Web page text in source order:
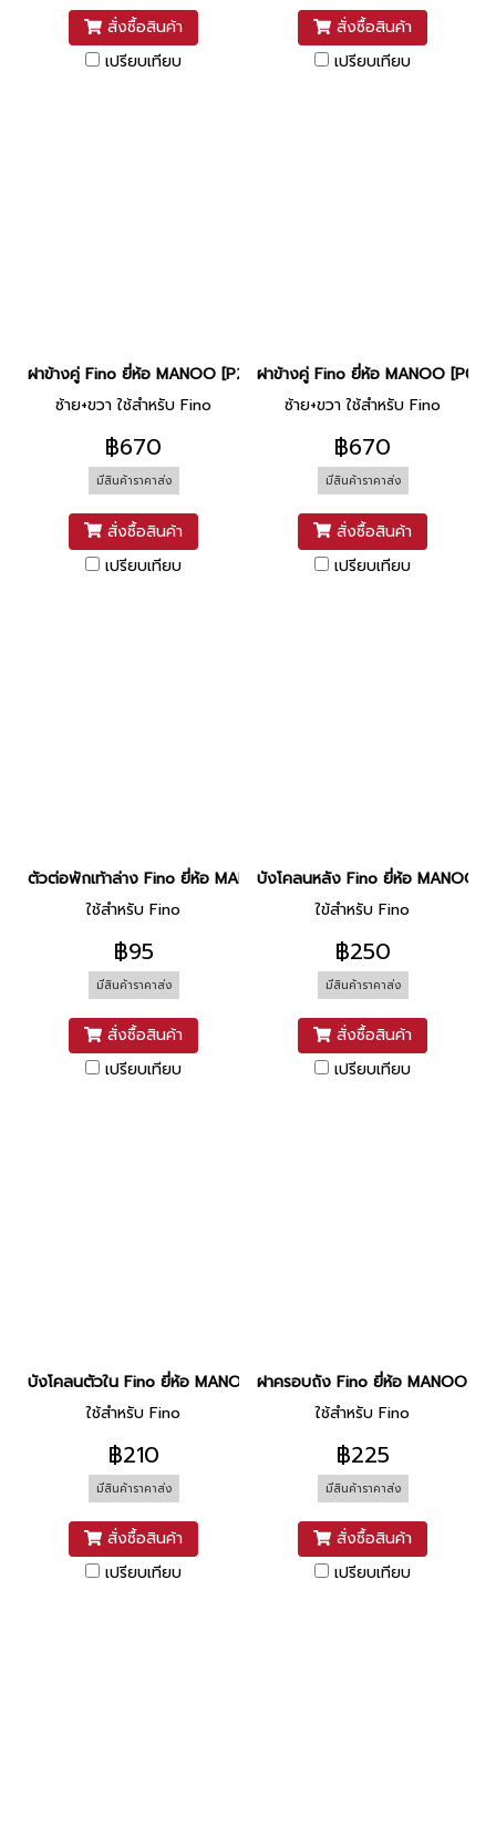
สั่งซื้อสินค้า
เปรียบเทียบ
สั่งซื้อสินค้า
เปรียบเทียบ
ฝาข้างคู่ Fino ยี่ห้อ MANOO [P2 ดำ]
ซ้าย+ขวา ใช้สำหรับ Fino
฿670
มีสินค้าราคาส่ง
สั่งซื้อสินค้า
เปรียบเทียบ
ฝาข้างคู่ Fino ยี่ห้อ MANOO [P0 ข
ซ้าย+ขวา ใช้สำหรับ Fino
฿670
มีสินค้าราคาส่ง
สั่งซื้อสินค้า
เปรียบเทียบ
ตัวต่อพักเท้าล่าง Fino ยี่ห้อ MANOO [ดำด้าน]
ใช้สำหรับ Fino
฿95
มีสินค้าราคาส่ง
สั่งซื้อสินค้า
เปรียบเทียบ
บังโคลนหลัง Fino ยี่ห้อ MANOO
ใข้สำหรับ Fino
฿250
มีสินค้าราคาส่ง
สั่งซื้อสินค้า
เปรียบเทียบ
บังโคลนตัวใน Fino ยี่ห้อ MANOO [ดำด้าน]
ใช้สำหรับ Fino
฿210
มีสินค้าราคาส่ง
สั่งซื้อสินค้า
เปรียบเทียบ
ฝาครอบถัง Fino ยี่ห้อ MANOO
ใช้สำหรับ Fino
฿225
มีสินค้าราคาส่ง
สั่งซื้อสินค้า
เปรียบเทียบ